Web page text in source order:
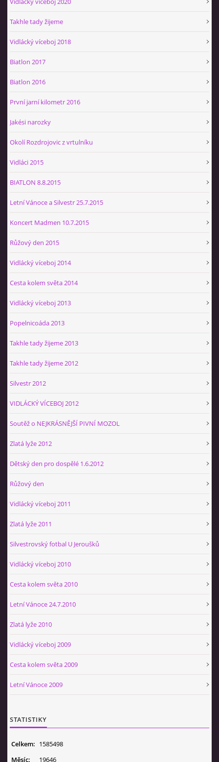
Takhle tady žijeme
Vidlácký víceboj 2018
Biatlon 2017
Biatlon 2016
První jarní kilometr 2016
Jakési narozky
Okolí Rozdrojovic z vrtulníku
Vidláci 2015
BIATLON 8.8.2015
Letní Vánoce a Silvestr 25.7.2015
Koncert Madmen 10.7.2015
Růžový den 2015
Vidlácký víceboj 2014
Cesta kolem světa 2014
Vidlácký víceboj 2013
Popelnicoáda 2013
Takhle tady žijeme 2013
Takhle tady žijeme 2012
Silvestr 2012
VIDLÁCKÝ VÍCEBOJ 2012
Soutěž o NEJKRÁSNĚJŠÍ PIVNÍ MOZOL
Zlatá lyže 2012
Dětský den pro dospělé 1.6.2012
Růžový den
Vidlácký víceboj 2011
Zlatá lyže 2011
Silvestrovský fotbal U Jeroušků
Vidlácký víceboj 2010
Cesta kolem světa 2010
Letní Vánoce 24.7.2010
Zlatá lyže 2010
Vidlácký víceboj 2009
Cesta kolem světa 2009
Letní Vánoce 2009
STATISTIKY
Celkem: 1585498
Měsíc:
19646